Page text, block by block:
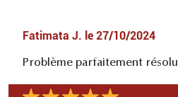
Fatimata J. le 27/10/2024
Problème parfaitement résolu